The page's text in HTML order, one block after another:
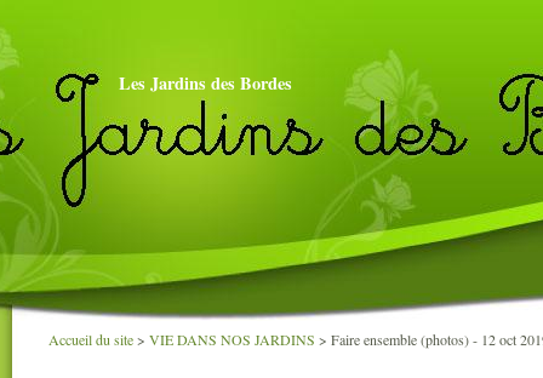
Les Jardins des Bordes
Accueil du site> VIE DANS NOS JARDINS > Faire ensemble (photos) - 12 oct